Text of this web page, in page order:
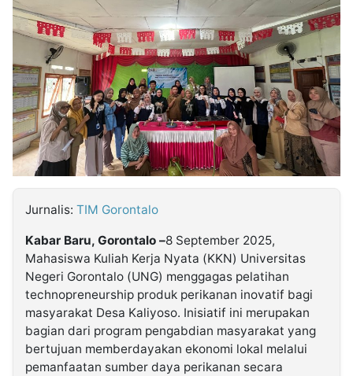
Partner
Insight
NTB
Time
IDN
Jogja
Rakyat
Idealita
News
Notice
Dinamikapost.com
Baru
Seedbacklink
Follow
Kabarbaru
Kabarbaru.co
2026
Jurnalis: TIM Gorontalo
Kabar Baru, Gorontalo –8 September 2025,
Mahasiswa Kuliah Kerja Nyata (KKN) Universitas
Negeri Gorontalo (UNG) menggagas pelatihan
technopreneurship produk perikanan inovatif bagi
masyarakat Desa Kaliyoso. Inisiatif ini merupakan
bagian dari program pengabdian masyarakat yang
bertujuan memberdayakan ekonomi lokal melalui
pemanfaatan sumber daya perikanan secara